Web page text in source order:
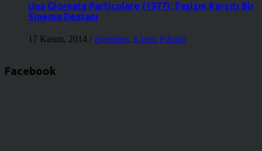
Una Giornata Particolare (1977): Faşizm Karşıtı Bir
Sinema Destanı
17 Kasım, 2014 / Eleştiriler, Klasik Filmler
Facebook